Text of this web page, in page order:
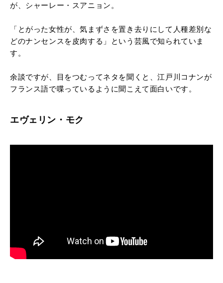
が、シャーレー・スアニョン。
「とがった女性が、気まずさを置き去りにして人種差別な
どのナンセンスを皮肉する」という芸風で知られていま
す。
余談ですが、目をつむってネタを聞くと、江戸川コナンが
フランス語で喋っているように聞こえて面白いです。
エヴェリン・モク